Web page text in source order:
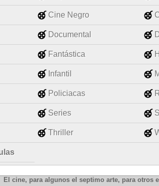
Cine Negro
Documental
Fantástica
Infantil
Policiacas
Series
Thriller
El cine, para algunos el septimo arte, para otros